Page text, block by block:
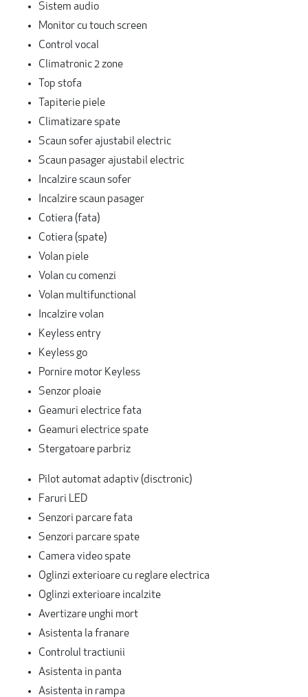
Sistem audio
Monitor cu touch screen
Control vocal
Climatronic 2 zone
Top stofa
Tapiterie piele
Climatizare spate
Scaun sofer ajustabil electric
Scaun pasager ajustabil electric
Incalzire scaun sofer
Incalzire scaun pasager
Cotiera (fata)
Cotiera (spate)
Volan piele
Volan cu comenzi
Volan multifunctional
Incalzire volan
Keyless entry
Keyless go
Pornire motor Keyless
Senzor ploaie
Geamuri electrice fata
Geamuri electrice spate
Stergatoare parbriz
Pilot automat adaptiv (disctronic)
Faruri LED
Senzori parcare fata
Senzori parcare spate
Camera video spate
Oglinzi exterioare cu reglare electrica
Oglinzi exterioare incalzite
Avertizare unghi mort
Asistenta la franare
Controlul tractiunii
Asistenta in panta
Asistenta in rampa